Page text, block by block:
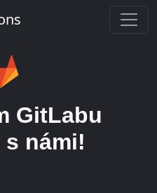
GitLabu
námi!
se
runnerů?